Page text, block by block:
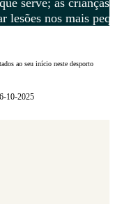
serve; as
lesões nos mais
ao seu início neste desporto
10-2025